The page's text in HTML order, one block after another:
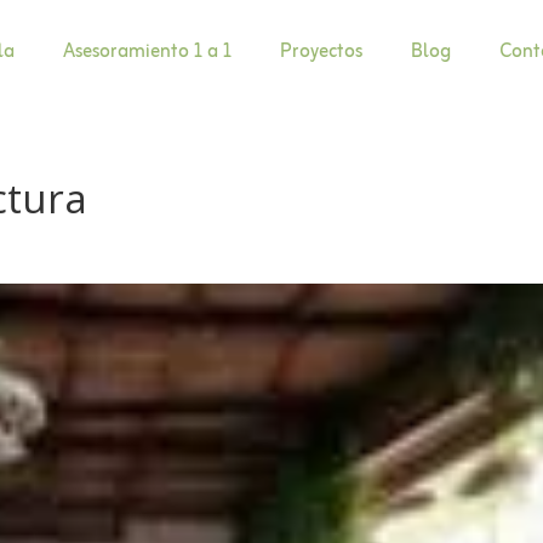
Asesoramiento 1 a 1 Proyectos Blog